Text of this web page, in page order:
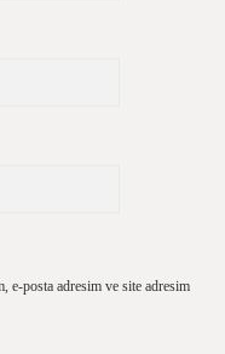
e-posta adresim ve site adresim